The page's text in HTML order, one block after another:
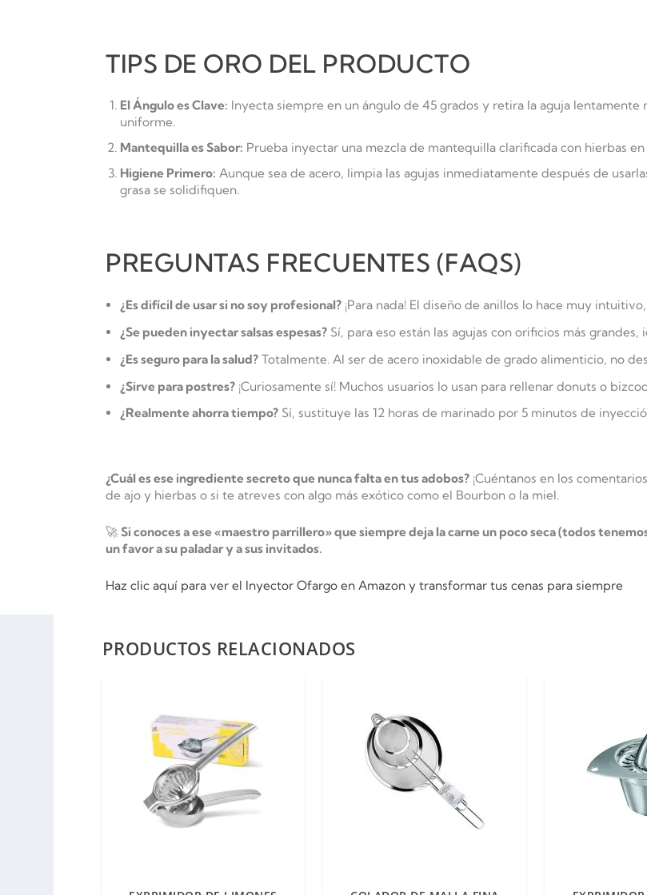
TIPS DE ORO DEL PRODUCTO
El Ángulo es Clave: Inyecta siempre en un ángulo de 45 grados y retira la aguja
uniforme.
Mantequilla es Sabor: Prueba inyectar una mezcla de mantequilla clarificada con hierbas
Higiene Primero: Aunque sea de acero, limpia las agujas inmediatamente después de
grasa se solidifiquen.
PREGUNTAS FRECUENTES (FAQS)
¿Es difícil de usar si no soy profesional?¡Para nada! El diseño de anillos lo hace muy
¿Se pueden inyectar salsas espesas?Sí, para eso están las agujas con orificios más
¿Es seguro para la salud?Totalmente. Al ser de acero inoxidable de grado alimenticio, no
¿Sirve para postres?¡Curiosamente sí! Muchos usuarios lo usan para rellenar donuts o
¿Realmente ahorra tiempo?Sí, sustituye las 12 horas de marinado por 5 minutos de
¿Cuál es ese ingrediente secreto que nunca falta en tus adobos? ¡Cuéntanos en los
de ajo y hierbas o si te atreves con algo más exótico como el Bourbon o la miel.
🚀Si conoces a ese «maestro parrillero» que siempre deja la carne un poco seca (todos
un favor a su paladar y a sus invitados.
Haz clic aquí para ver el Inyector Ofargo en Amazon y transformar tus cenas para siempre
PRODUCTOS RELACIONADOS